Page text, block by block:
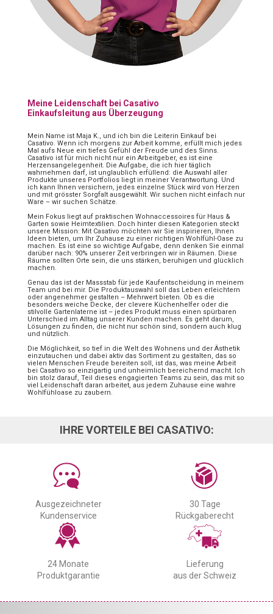
Meine Leidenschaft bei Casativo
Einkaufsleitung aus Überzeugung
Mein Name ist Maja K., und ich bin die Leiterin Einkauf bei
Casativo. Wenn ich morgens zur Arbeit komme, erfüllt mich jedes
Mal aufs Neue ein tiefes Gefühl der Freude und des Sinns.
Casativo ist für mich nicht nur ein Arbeitgeber, es ist eine
Herzensangelegenheit. Die Aufgabe, die ich hier täglich
wahrnehmen darf, ist unglaublich erfüllend: die Auswahl aller
Produkte unseres Portfolios liegt in meiner Verantwortung. Und
ich kann Ihnen versichern, jedes einzelne Stück wird von Herzen
und mit grösster Sorgfalt ausgewählt. Wir suchen nicht einfach nur
Ware – wir suchen Schätze.
Mein Fokus liegt auf praktischen Wohnaccessoires für Haus &
Garten sowie Heimtextilien. Doch hinter diesen Kategorien steckt
unsere Mission: Mit Casativo möchten wir Sie inspirieren, Ihnen
Ideen bieten, um Ihr Zuhause zu einer richtigen Wohlfühl-Oase zu
machen. Es ist eine so wichtige Aufgabe, denn denken Sie einmal
darüber nach: 90% unserer Zeit verbringen wir in Räumen. Diese
Räume sollten Orte sein, die uns stärken, beruhigen und glücklich
machen.
Genau das ist der Massstab für jede Kaufentscheidung in meinem
Team und bei mir. Die Produktauswahl soll das Leben erleichtern
oder angenehmer gestalten – Mehrwert bieten. Ob es die
besonders weiche Decke, der clevere Küchenhelfer oder die
stilvolle Gartenlaterne ist – jedes Produkt muss einen spürbaren
Unterschied im Alltag unserer Kunden machen. Es geht darum,
Lösungen zu finden, die nicht nur schön sind, sondern auch klug
und nützlich.
Die Möglichkeit, so tief in die Welt des Wohnens und der Ästhetik
einzutauchen und dabei aktiv das Sortiment zu gestalten, das so
vielen Menschen Freude bereiten soll, ist das, was meine Arbeit
bei Casativo so einzigartig und unheimlich bereichernd macht. Ich
bin stolz darauf, Teil dieses engagierten Teams zu sein, das mit so
viel Leidenschaft daran arbeitet, aus jedem Zuhause eine wahre
Wohlfühloase zu zaubern.
IHRE VORTEILE BEI CASATIVO:
Ausgezeichneter
Kundenservice
30 Tage
Rückgaberecht
24 Monate
Produktgarantie
Lieferung
aus der Schweiz